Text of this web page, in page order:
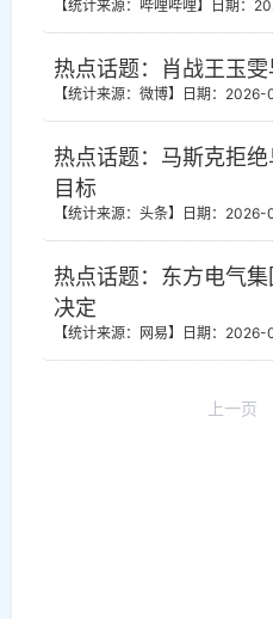
【统计来源：哔哩哔哩】 日期：
热点话题：肖战王玉
【统计来源：微博】 日期：
热点话题：马斯克拒
目标
【统计来源：头条】 日期：
热点话题：东方电气
决定
【统计来源：网易】 日期：
上一页